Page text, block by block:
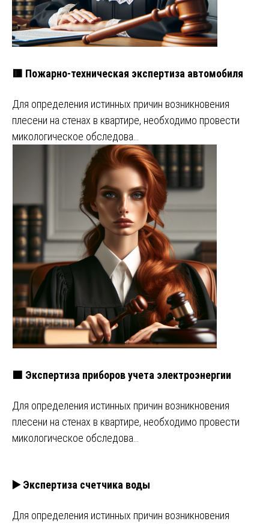
🟥 Пожарно-техническая экспертиза автомобиля
Для определения истинных причин возникновения
плесени на стенах в квартире, необходимо провести
микологическое обследова…
🟩 Экспертиза приборов учета электроэнергии
Для определения истинных причин возникновения
плесени на стенах в квартире, необходимо провести
микологическое обследова…
▶️ Экспертиза счетчика воды
Для определения истинных причин возникновения